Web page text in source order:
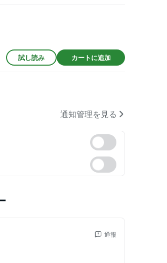
試し読み カートに追加
通知管理を見る
通報